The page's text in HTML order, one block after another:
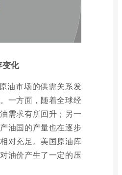
变化
油市场的供需关系发
一方面，随着全球经
需求有所回升；另一
油国的产量也在逐步
对充足。美国原油库
油价产生了一定的压